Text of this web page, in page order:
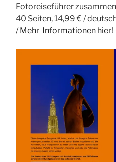
Fotoreiseführer
40 Seiten, 14,99 € /
/ Mehr Informationen hier!